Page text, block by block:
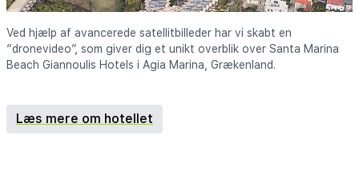
Ved hjælp af avancerede satellitbilleder har vi skabt en
“dronevideo”, som giver dig et unikt overblik over Santa Marina
Beach Giannoulis Hotels i Agia Marina, Grækenland.
Læs mere om hotellet